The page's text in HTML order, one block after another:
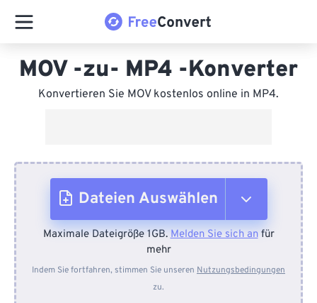
MOV -zu- MP4 -Konverter
Konvertieren Sie MOV kostenlos online in MP4.
Dateien Auswählen
Vom Gerät
Von Dropbox
Maximale Dateigröße 1GB.Melden Sie sich anfür
mehr
Indem Sie fortfahren, stimmen Sie unseren Nutzungsbedingungen
zu.